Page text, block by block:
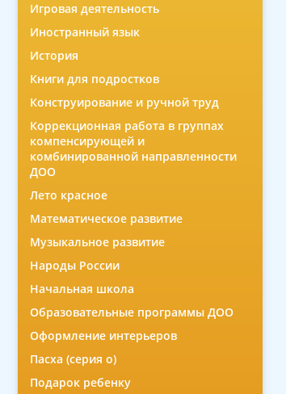
Игровая деятельность
Иностранный язык
История
Книги для подростков
Конструирование и ручной труд
Коррекционная работа в группах
компенсирующей и
комбинированной направленности
ДОО
Лето красное
Математическое развитие
Музыкальное развитие
Народы России
Начальная школа
Образовательные программы ДОО
Оформление интерьеров
Пасха (серия о)
Подарок ребенку